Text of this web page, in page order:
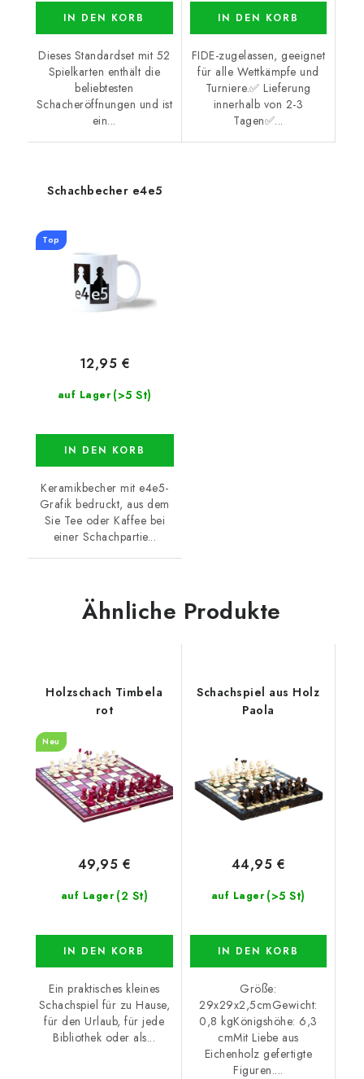
IN DEN KORB
Dieses Standardset mit 52
Spielkarten enthält die
beliebtesten
Schacheröffnungen und ist
ein...
IN DEN KORB
FIDE-zugelassen, geeignet
für alle Wettkämpfe und
Turniere.✅ Lieferung
innerhalb von 2-3
Tagen✅...
Schachbecher e4e5
Top
auf Lager (>5 St)
12,95 €
IN DEN KORB
Keramikbecher mit e4e5-
Grafik bedruckt, aus dem
Sie Tee oder Kaffee bei
einer Schachpartie...
Ähnliche Produkte
Holzschach Timbela
rot
Neu
auf Lager (2 St)
49,95 €
IN DEN KORB
Ein praktisches kleines
Schachspiel für zu Hause,
für den Urlaub, für jede
Bibliothek oder als...
Schachspiel aus Holz
Paola
auf Lager (>5 St)
44,95 €
IN DEN KORB
Größe:
29x29x2,5cmGewicht:
0,8 kgKönigshöhe: 6,3
cmMit Liebe aus
Eichenholz gefertigte
Figuren....